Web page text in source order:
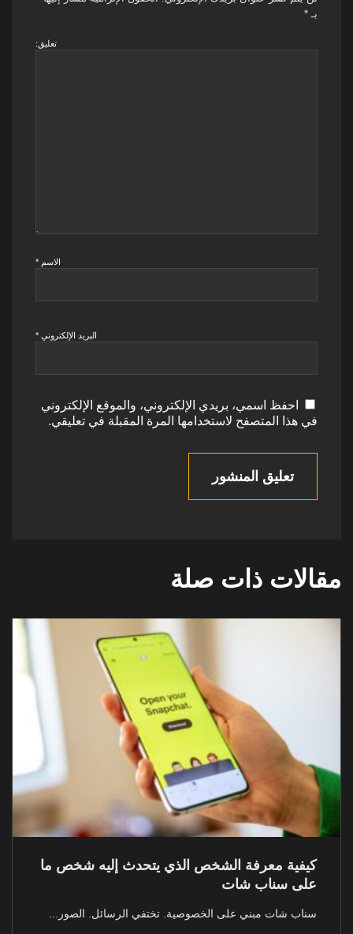
بـ *
تعليق:
الاسم *
البريد الإلكتروني *
احفظ اسمي، بريدي الإلكتروني، والموقع الإلكتروني
في هذا المتصفح لاستخدامها المرة المقبلة في تعليقي.
تعليق المنشور
مقالات ذات صلة
كيفية معرفة الشخص الذي يتحدث إليه شخص ما
على سناب شات
سناب شات مبني على الخصوصية. تختفي الرسائل. الصور...